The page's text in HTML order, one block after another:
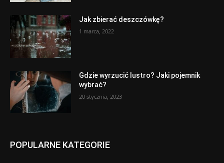
Jak zbierać deszczówkę?
1 marca, 2022
Gdzie wyrzucić lustro? Jaki pojemnik
wybrać?
20 stycznia, 2023
POPULARNE KATEGORIE